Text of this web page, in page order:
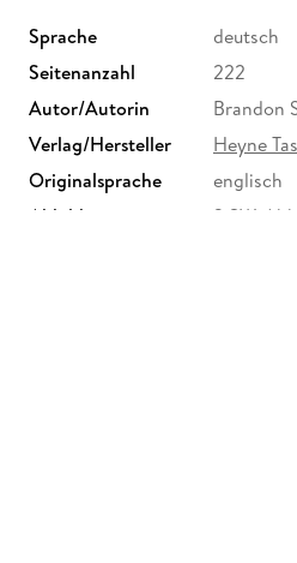
Sprache
deutsch
Seitenanzahl
222
Autor/Autorin
Brandon
Verlag/Hersteller
Heyne
Originalsprache
englisch
Abbildungen
3 SW-Abb.